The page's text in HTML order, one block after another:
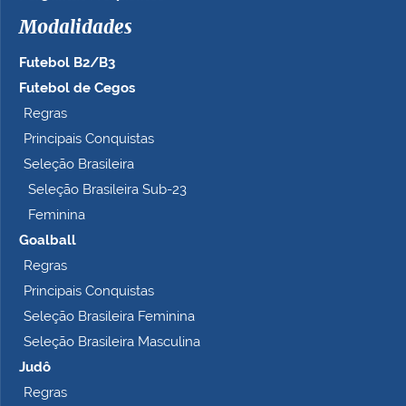
o
o
m
e
t
Modalidades
Futebol B2/B3
Futebol de Cegos
Regras
Principais Conquistas
Seleção Brasileira
Seleção Brasileira Sub-23
Feminina
Goalball
Regras
Principais Conquistas
Seleção Brasileira Feminina
Seleção Brasileira Masculina
Judô
Regras